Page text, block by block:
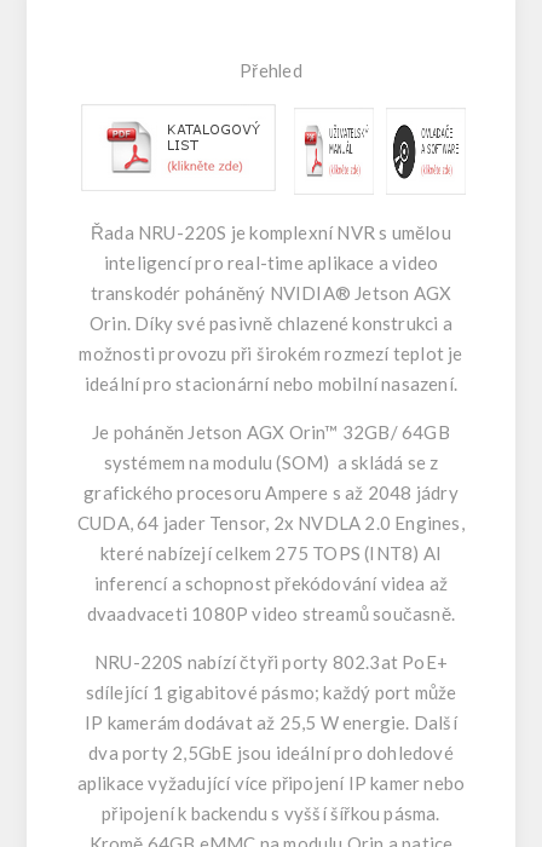
Přehled
Řada NRU-220S je komplexní NVR s umělou
inteligencí pro real-time aplikace a video
transkodér poháněný NVIDIA® Jetson AGX
Orin. Díky své pasivně chlazené konstrukci a
možnosti provozu při širokém rozmezí teplot je
ideální pro stacionární nebo mobilní nasazení.
Je poháněn Jetson AGX Orin™ 32GB/ 64GB
systémem na modulu (SOM) a skládá se z
grafického procesoru Ampere s až 2048 jádry
CUDA, 64 jader Tensor, 2x NVDLA 2.0 Engines,
které nabízejí celkem 275 TOPS (INT8) AI
inferencí a schopnost překódování videa až
dvaadvaceti 1080P video streamů současně.
NRU-220S nabízí čtyři porty 802.3at PoE+
sdílející 1 gigabitové pásmo; každý port může
IP kamerám dodávat až 25,5 W energie. Další
dva porty 2,5GbE jsou ideální pro dohledové
aplikace vyžadující více připojení IP kamer nebo
připojení k backendu s vyšší šířkou pásma.